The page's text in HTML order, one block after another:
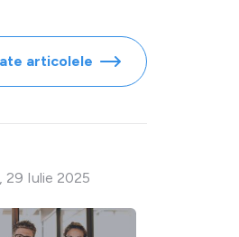
articolele
29 Iulie 2025